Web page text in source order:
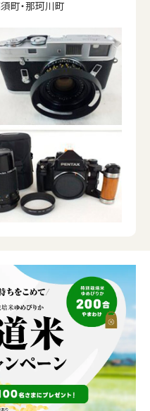
町・那珂川町